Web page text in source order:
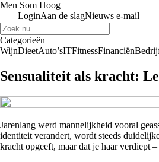
Men Som Hoog
LoginAan de slagNieuws e-mail
Categorieën
WijnDieetAuto’sITFitnessFinanciën
Sensualiteit als kracht:
Jarenlang werd mannelijkheid vooral
identiteit verandert, wordt steeds
kracht opgeeft, maar dat je haar verdiept